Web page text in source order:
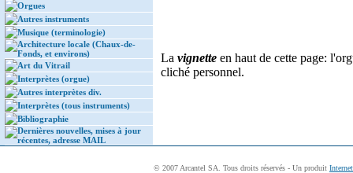
Orgues
Autres instruments
Musique (terminologie)
Architecture locale (Chaux-de-
Fonds, et environs)
Art du Vitrail
Interprètes (orgue)
Autres interprètes div.
Interprètes (tous instruments)
Bibliographie
Dernières nouvelles, mises à jour
récentes, adresse MAIL
La vignette en haut de cette page:
cliché personnel.
© 2007 Arcantel SA. Tous droits réservés - Un produit